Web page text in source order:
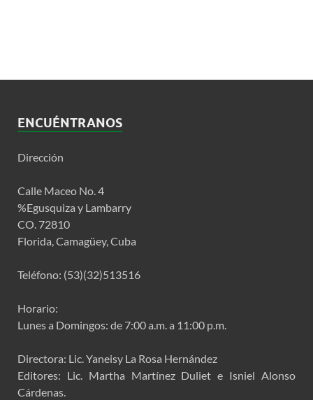
ENCUÉNTRANOS
Dirección
Calle Maceo No. 4
%Egusquiza y Lambarry
CO. 72810
Florida, Camagüey, Cuba
Teléfono: (53)(32)513516
Horario:
Lunes a Domingos: de 7:00 a.m. a 11:00 p.m.
Directora: Lic. Yaneisy La Rosa Hernández
Editores: Lic. Martha Martínez Duliet e Isniel Alonso
Cárdenas.